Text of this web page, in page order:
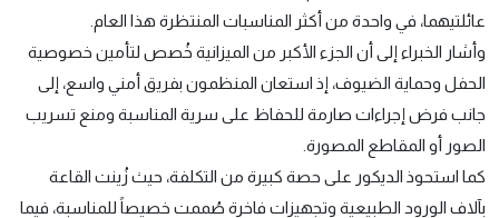
عائلتيهما، في واحدة من أكثر المناسبات المنتظرة هذا العام.
وأشار الخبراء إلى أن الجزء الأكبر من الميزانية خُصص لتأمين خصوصية
الحفل وحماية الضيوف، إذ استعان المنظمون بفريق أمني واسع، إلى
جانب فرض إجراءات صارمة للحفاظ على سرية المناسبة ومنع تسريب
الصور أو المقاطع المصورة.
كما استحوذ الديكور على حصة كبيرة من التكلفة، حيث زُينت القاعة
بآلاف الورود الطبيعية وتجهيزات فاخرة صُممت خصيصاً للمناسبة، فيما